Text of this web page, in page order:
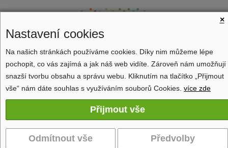
Zobrazit navigaci
×
Nastavení cookies
Na našich stránkách používáme cookies. Díky nim můžeme lépe
pochopit, co vás zajímá a jak náš web vidíte. Zároveň nám umožňují
snazší tvorbu obsahu a správu webu. Kliknutím na tlačítko „Přijmout
vše“ nám dáte souhlas s využíváním souborů Cookies. více zde